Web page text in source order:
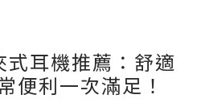
耳機推薦：舒適
便利一次滿足！